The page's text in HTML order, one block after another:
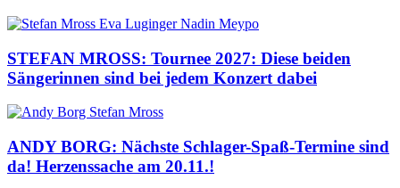
STEFAN MROSS: Tournee 2027: Diese beiden
Sängerinnen sind bei jedem Konzert dabei
ANDY BORG: Nächste Schlager-Spaß-Termine sind
da! Herzenssache am 20.11.!